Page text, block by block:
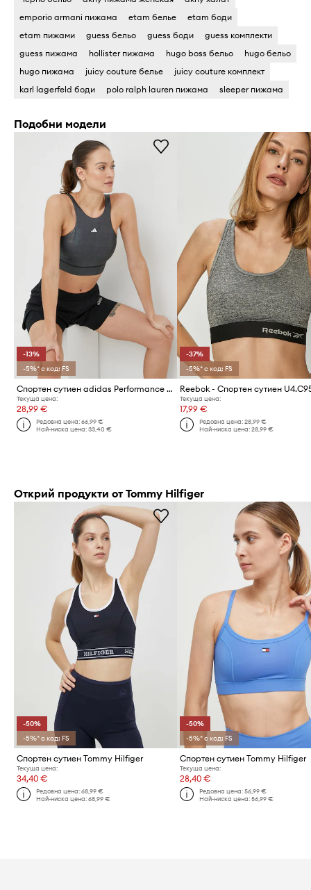
emporio armani пижама
etam белье
etam боди
etam пижами
guess бельо guess боди
guess комплекти
guess пижама
hollister пижама hugo boss бельо
hugo бельо
hugo пижама
juicy couture белье
juicy couture комплект
karl lagerfeld боди
polo ralph lauren пижама sleeper пижама
Подобни модели
-13%
-5%* с код: FS
Спортен сутиен adidas Performance Powerimpact
Текуща цена:
28,99 €
Редовна цена:66,99 €
Най-ниска цена:33,40 €
-37%
-5%* с код: FS
Reebok - Спортен сутиен
Текуща цена:
17,99 €
Редовна цена: 28,99 €
Най-ниска цена: 28,99 €
Открий продукти от Tommy Hilfiger
-50%
-5%* с код: FS
Спортен сутиен Tommy Hilfiger
Текуща цена:
34,40 €
Редовна цена:68,99 €
Най-ниска цена:68,99 €
-50%
-5%* с код: FS
Спортен сутиен Tommy Hilfiger
Текуща цена:
28,40 €
Редовна цена: 56,99 €
Най-ниска цена: 56,99 €